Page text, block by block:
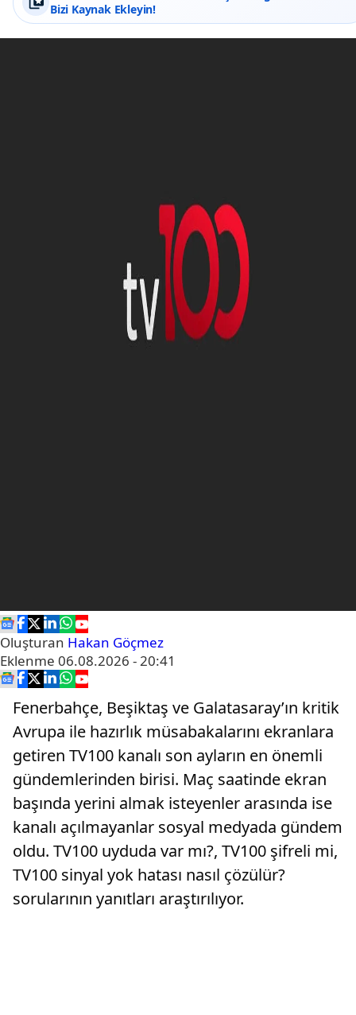
Bizi Kaynak Ekleyin!
Oluşturan Hakan Göçmez
Eklenme 06.08.2026 - 20:41
Fenerbahçe, Beşiktaş ve Galatasaray’ın kritik
Avrupa ile hazırlık müsabakalarını ekranlara
getiren TV100 kanalı son ayların en önemli
gündemlerinden birisi. Maç saatinde ekran
başında yerini almak isteyenler arasında ise
kanalı açılmayanlar sosyal medyada gündem
oldu. TV100 uyduda var mı?, TV100 şifreli mi,
TV100 sinyal yok hatası nasıl çözülür?
sorularının yanıtları araştırılıyor.